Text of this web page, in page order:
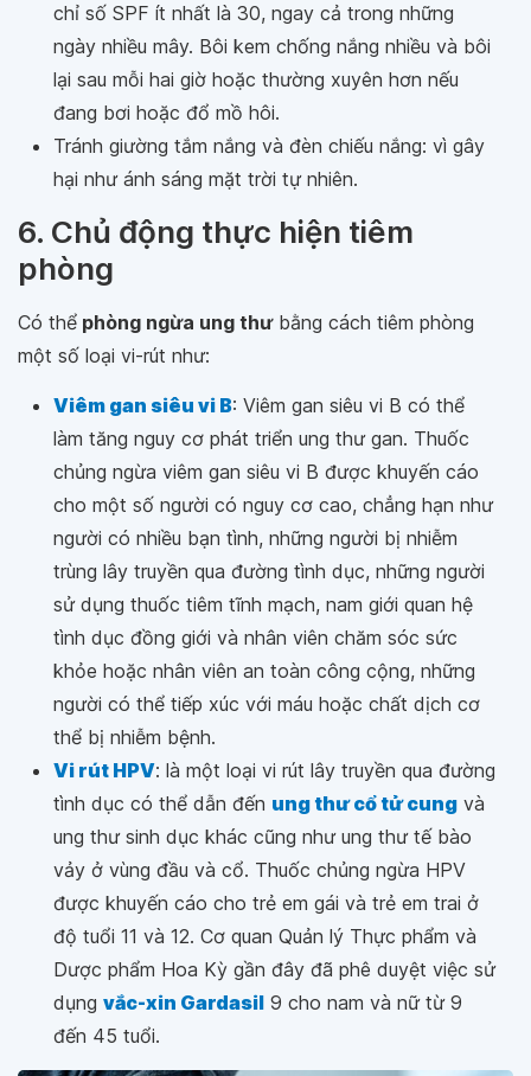
chỉ số SPF ít nhất là 30, ngay cả trong những
ngày nhiều mây. Bôi kem chống nắng nhiều và bôi
lại sau mỗi hai giờ hoặc thường xuyên hơn nếu
đang bơi hoặc đổ mồ hôi.
Tránh giường tắm nắng và đèn chiếu nắng: vì gây
hại như ánh sáng mặt trời tự nhiên.
6. Chủ động thực hiện tiêm
phòng
Có thể phòng ngừa ung thưbằng cách tiêm phòng
một số loại vi-rút như:
Viêm gan siêu vi B: Viêm gan siêu vi B có thể
làm tăng nguy cơ phát triển ung thư gan. Thuốc
chủng ngừa viêm gan siêu vi B được khuyến cáo
cho một số người có nguy cơ cao, chẳng hạn như
người có nhiều bạn tình, những người bị nhiễm
trùng lây truyền qua đường tình dục, những người
sử dụng thuốc tiêm tĩnh mạch, nam giới quan hệ
tình dục đồng giới và nhân viên chăm sóc sức
khỏe hoặc nhân viên an toàn công cộng, những
người có thể tiếp xúc với máu hoặc chất dịch cơ
thể bị nhiễm bệnh.
Vi rút HPV: là một loại vi rút lây truyền qua đường
tình dục có thể dẫn đến ung thư cổ tử cung và
ung thư sinh dục khác cũng như ung thư tế bào
vảy ở vùng đầu và cổ. Thuốc chủng ngừa HPV
được khuyến cáo cho trẻ em gái và trẻ em trai ở
độ tuổi 11 và 12. Cơ quan Quản lý Thực phẩm và
Dược phẩm Hoa Kỳ gần đây đã phê duyệt việc sử
dụng vắc-xin Gardasil 9 cho nam và nữ từ 9
đến 45 tuổi.